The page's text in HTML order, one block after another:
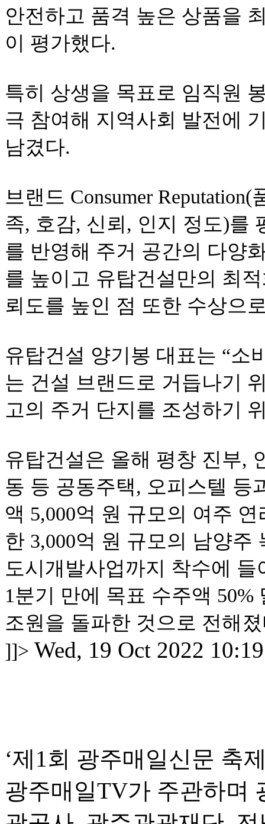
안전하고 품격 높은 상품을
이 평가했다.
특히 상생을 목표로 임직원
극 참여해 지역사회 발전에
남겼다.
브랜드 Consumer
족, 호감, 신뢰, 인지 정도)를
를 반영해 주거 공간의 다양
를 높이고 유탑건설만의 최
뢰도를 높인 점 또한 수상으
유탑건설 양기봉 대표는 “소
는 건설 브랜드로 거듭나기
고의 주거 단지를 조성하기
유탑건설은 올해 평창 진부,
동 등 공동주택, 오피스텔 등
액 5,000억 원 규모의 여주
한 3,000억 원 규모의 남양
도시개발사업까지 착수에
1분기 만에 목표 수주액
조원을 돌파한 것으로 전해
]]> Wed, 19 Oct 2022
‘제1회 광주매일신문 축
광주매일TV가 주관하며